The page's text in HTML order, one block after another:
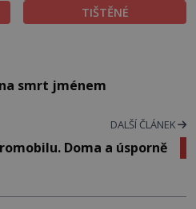
TIŠTĚNÉ
smrt jménem
DALŠÍ ČLÁNEK
Doma a úsporně